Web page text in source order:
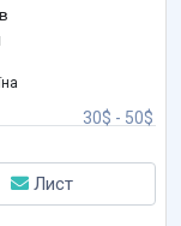
лідерські навички
30$ - 50$
Лист